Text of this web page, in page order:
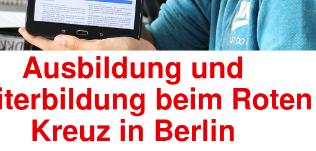
Ausbildung und
beim Roten
Kreuz in Berlin